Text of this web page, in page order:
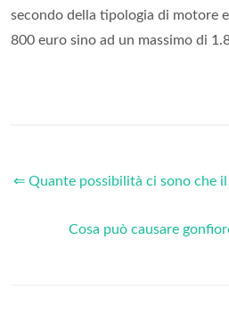
secondo della tipologia di motore
800 euro sino ad un massimo di
⇐ Quante possibilità ci sono che il
Cosa può causare